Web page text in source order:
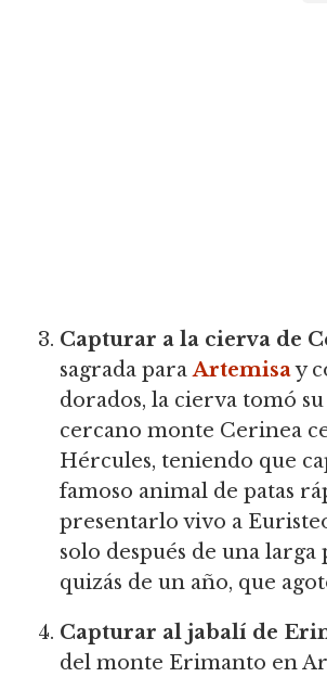
Capturar a la cierva de
sagrada paraArtemisay
dorados, la cierva tomó
cercano monte Cerinea
Hércules, teniendo que
famoso animal de patas
presentarlo vivo a
solo después de una larga
quizás de un año, que
Capturar al jabalí de
del monte Erimanto en